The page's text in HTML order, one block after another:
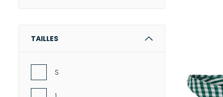
BAS
Pantalons
Jupes
Xirena
TAILLES
S